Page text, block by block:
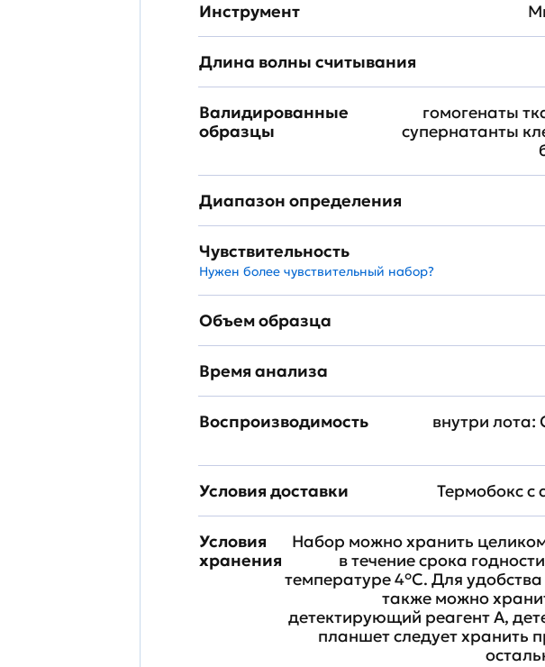
Инструмент
Длина волны считывания
Валидированные
образцы
гомогенаты
супернатанты
Диапазон определения
Чувствительность
Нужен более чувствительный набор?
Объем образца
Время анализа
Воспроизводимость
внутри лота:
Условия доставки Термобокс с
Условия
хранения
Набор можно хранить
в течение срока
температуре 4°C. Для
также можно
детектирующий реагент A,
планшет следует хранить